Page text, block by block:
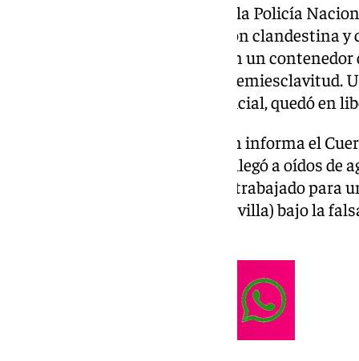
Detenido un varón por parte de la Policía
favorecimiento de la inmigración clandestina y
trabajadores. La víctima vivía en un
encontraba en condiciones de semiesclavitud.
disposición de la Autoridad Judicial, quedó en
La investigación se inició, según informa el
de noviembre del 2024, cuando llegó a oídos
un ciudadano extranjero había trabajado para
ovino en una finca de Utrera (Sevilla) bajo la